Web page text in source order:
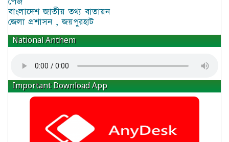
বাংলাদেশ জাতীয় তথ্য বাতায়ন
জেলা প্রশাসন , জয়পুরহাট
National Anthem
Important Download App